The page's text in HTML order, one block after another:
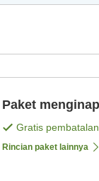
Paket
Gratis
Rincian paket lainnya